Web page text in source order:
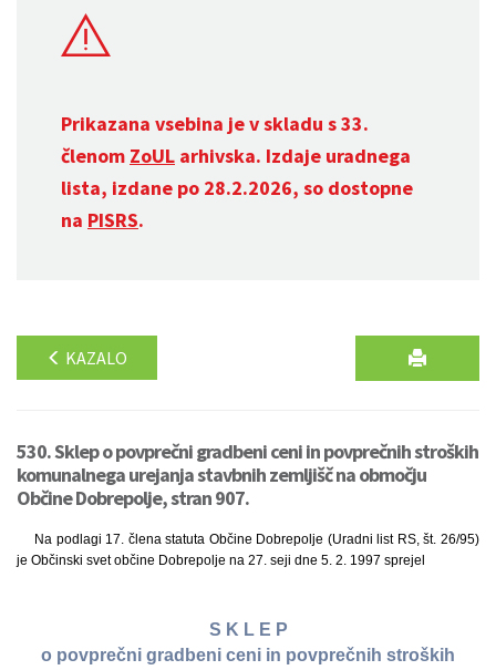
Prikazana vsebina je v skladu s 33.
členom ZoUL arhivska. Izdaje uradnega
lista, izdane po 28.2.2026, so dostopne
na PISRS.
KAZALO
530. Sklep o povprečni gradbeni ceni in povprečnih stroških
komunalnega urejanja stavbnih zemljišč na območju
Občine Dobrepolje, stran 907.
Na podlagi 17. člena statuta Občine Dobrepolje (Uradni list RS, št. 26/95)
je Občinski svet občine Dobrepolje na 27. seji dne 5. 2. 1997 sprejel
S K L E P
o povprečni gradbeni ceni in povprečnih stroških